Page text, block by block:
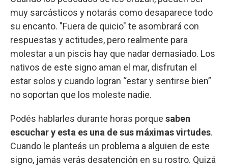
muy sarcásticos y notarás como desaparece todo
su encanto. "Fuera de quicio" te asombrará con
respuestas y actitudes, pero realmente para
molestar a un piscis hay que nadar demasiado. Los
nativos de este signo aman el mar, disfrutan el
estar solos y cuando logran “estar y sentirse bien”
no soportan que los moleste nadie.
Podés hablarles durante horas porque saben
escuchar y esta es una de sus máximas virtudes.
Cuando le planteás un problema a alguien de este
signo, jamás verás desatención en su rostro. Quizá